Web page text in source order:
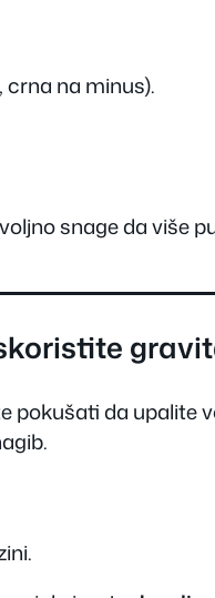
na minus).
snage da više
pokušati da upalite